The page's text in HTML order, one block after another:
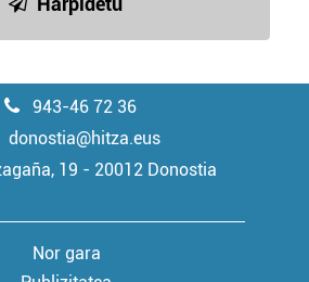
943-46 72 36
donostia@hitza.eus
19 - 20012 Donostia
Nor gara